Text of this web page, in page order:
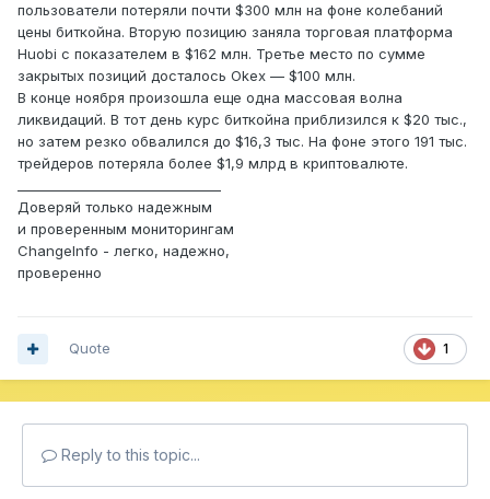
пользователи потеряли почти $300 млн на фоне колебаний
цены биткойна. Вторую позицию заняла торговая платформа
Huobi с показателем в $162 млн. Третье место по сумме
закрытых позиций досталось Okex — $100 млн.
В конце ноября произошла еще одна массовая волна
ликвидаций. В тот день курс биткойна приблизился к $20 тыс.,
но затем резко обвалился до $16,3 тыс. На фоне этого 191 тыс.
трейдеров потеряла более $1,9 млрд в криптовалюте.
Доверяй только надежным
и проверенным мониторингам
ChangeInfo - легко, надежно,
проверенно
1
Quote
Reply to this topic...